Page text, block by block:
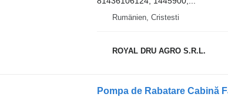
Rumänien, Cristesti
ROYAL DRU AGRO S.R.L.